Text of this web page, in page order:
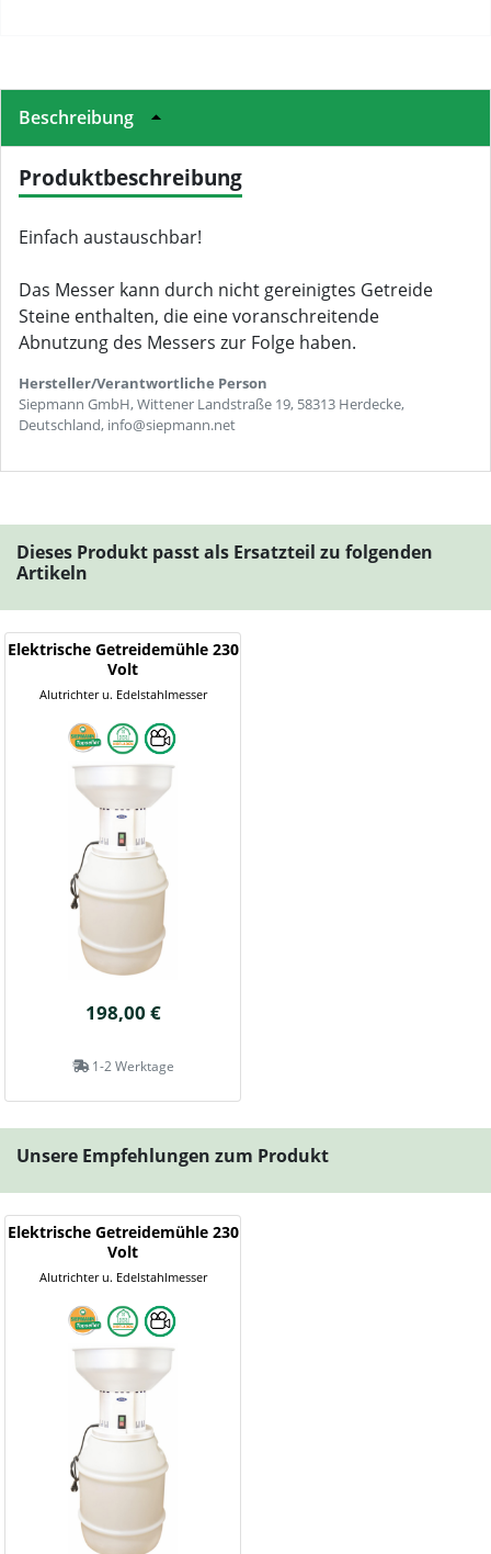
Beschreibung
Produktbeschreibung
Einfach austauschbar!
Das Messer kann durch nicht gereinigtes Getreide
Steine enthalten, die eine voranschreitende
Abnutzung des Messers zur Folge haben.
Hersteller/Verantwortliche Person
Siepmann GmbH, Wittener Landstraße 19, 58313 Herdecke,
Deutschland, info@siepmann.net
Dieses Produkt passt als Ersatzteil zu folgenden
Artikeln
Elektrische Getreidemühle 230
Volt
Alutrichter u. Edelstahlmesser
198,00 €
1-2 Werktage
Unsere Empfehlungen zum Produkt
Elektrische Getreidemühle 230
Volt
Alutrichter u. Edelstahlmesser